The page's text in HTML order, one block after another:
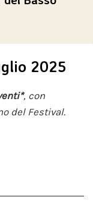
2025
, con
del Festival.